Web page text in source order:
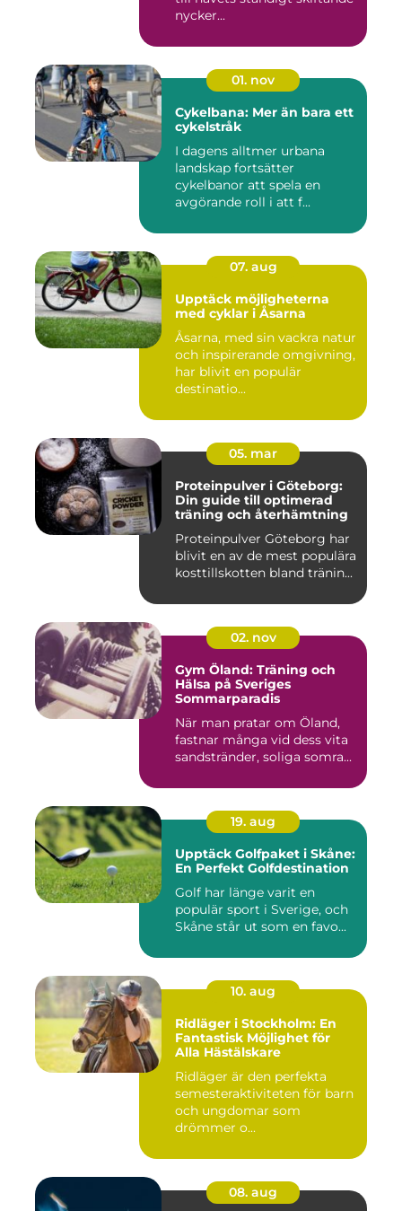
nycker...
01. nov
Cykelbana: Mer än bara ett
cykelstråk
I dagens alltmer urbana
landskap fortsätter
cykelbanor att spela en
avgörande roll i att f...
07. aug
Upptäck möjligheterna
med cyklar i Åsarna
Åsarna, med sin vackra natur
och inspirerande omgivning,
har blivit en populär
destinatio...
05. mar
Proteinpulver i Göteborg:
Din guide till optimerad
träning och återhämtning
Proteinpulver Göteborg har
blivit en av de mest populära
kosttillskotten bland tränin...
02. nov
Gym Öland: Träning och
Hälsa på Sveriges
Sommarparadis
När man pratar om Öland,
fastnar många vid dess vita
sandstränder, soliga somra...
19. aug
Upptäck Golfpaket i Skåne:
En Perfekt Golfdestination
Golf har länge varit en
populär sport i Sverige, och
Skåne står ut som en favo...
10. aug
Ridläger i Stockholm: En
Fantastisk Möjlighet för
Alla Hästälskare
Ridläger är den perfekta
semesteraktiviteten för barn
och ungdomar som
drömmer o...
08. aug